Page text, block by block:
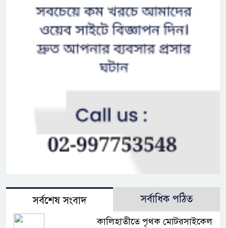
সর্বশেষ সংবাদ সর্বাধিক পঠিত
কালিহাতীতে পৃথক মোটরসাইকেল